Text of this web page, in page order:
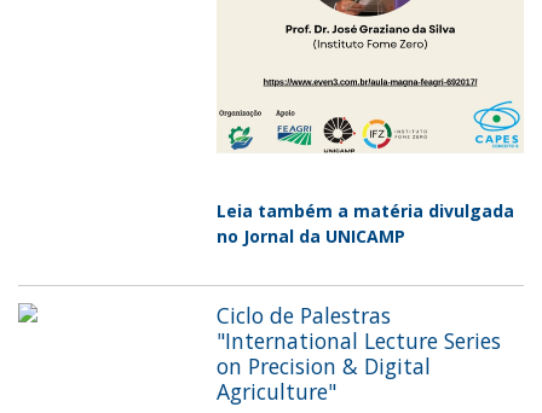
Leia também a matéria divulgada
no Jornal da UNICAMP
Ciclo de Palestras
"International Lecture Series
on Precision & Digital
Agriculture"